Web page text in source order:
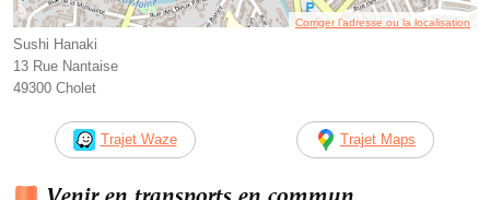
Corriger l’adresse ou la localisation
Sushi Hanaki
13 Rue Nantaise
49300 Cholet
Trajet Waze Trajet Maps